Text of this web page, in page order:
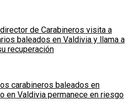
de Carabineros visita a
baleados en Valdivia y llama a
recuperación
carabineros baleados en
en Valdivia permanece en riesgo